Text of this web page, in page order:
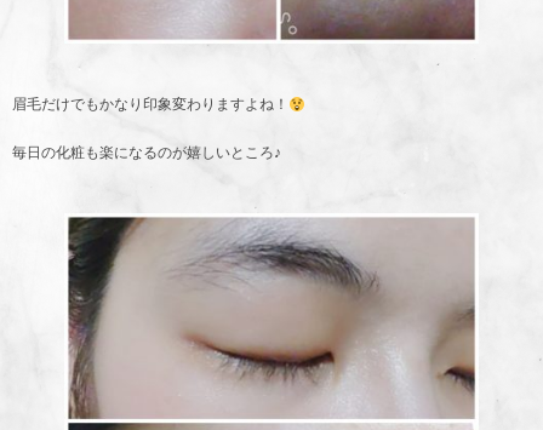
眉毛だけでもかなり印象変わりますよね！
毎日の化粧も楽になるのが嬉しいところ♪